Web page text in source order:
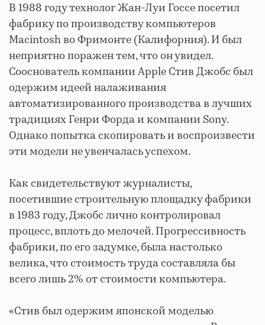
В 1988 году технолог Жан-Луи Госсе посетил
фабрику по производству компьютеров
Macintosh во Фримонте (Калифорния). И был
неприятно поражен тем, что он увидел.
Сооснователь компании Apple Стив Джобс был
одержим идеей налаживания
автоматизированного производства в лучших
традициях Генри Форда и компании Sony.
Однако попытка скопировать и воспроизвести
эти модели не увенчалась успехом.
Как свидетельствуют журналисты,
посетившие строительную площадку фабрики
в 1983 году, Джобс лично контролировал
процесс, вплоть до мелочей. Прогрессивность
фабрики, по его задумке, была настолько
велика, что стоимость труда составляла бы
всего лишь 2% от стоимости компьютера.
«Стив был одержим японской моделью